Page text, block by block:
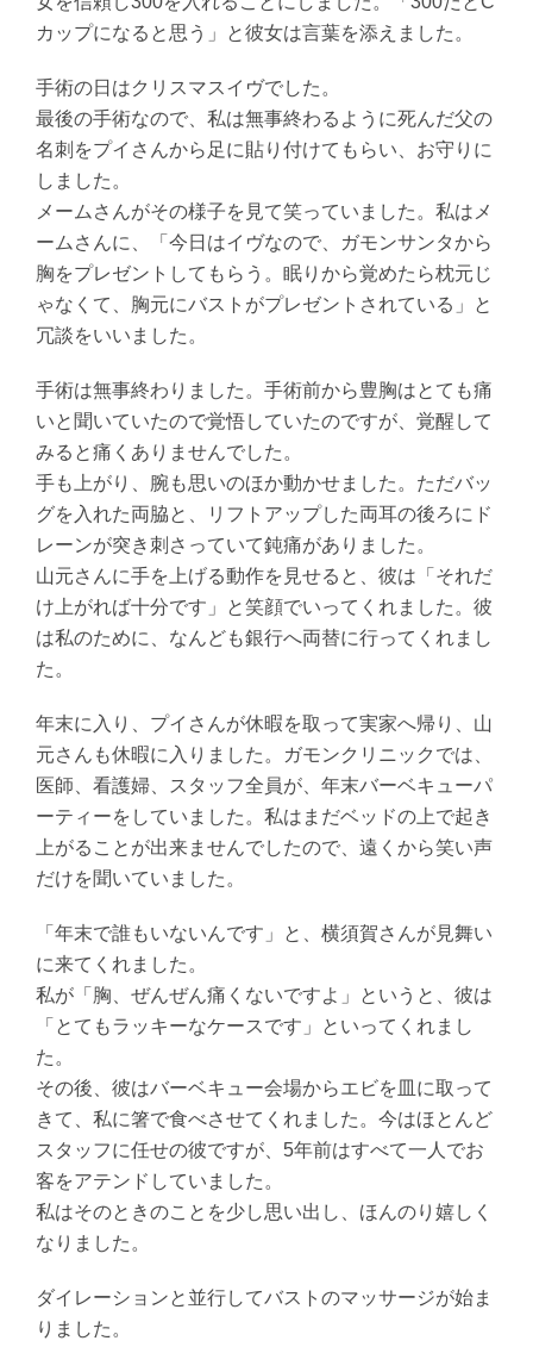
カップになると思う」と彼女は言葉を添えました。
手術の日はクリスマスイヴでした。
最後の手術なので、私は無事終わるように死んだ父の
名刺をプイさんから足に貼り付けてもらい、お守りに
しました。
メームさんがその様子を見て笑っていました。私はメ
ームさんに、「今日はイヴなので、ガモンサンタから
胸をプレゼントしてもらう。眠りから覚めたら枕元じ
ゃなくて、胸元にバストがプレゼントされている」と
冗談をいいました。
手術は無事終わりました。手術前から豊胸はとても痛
いと聞いていたので覚悟していたのですが、覚醒して
みると痛くありませんでした。
手も上がり、腕も思いのほか動かせました。ただバッ
グを入れた両脇と、リフトアップした両耳の後ろにド
レーンが突き刺さっていて鈍痛がありました。
山元さんに手を上げる動作を見せると、彼は「それだ
け上がれば十分です」と笑顔でいってくれました。彼
は私のために、なんども銀行へ両替に行ってくれまし
た。
年末に入り、プイさんが休暇を取って実家へ帰り、山
元さんも休暇に入りました。ガモンクリニックでは、
医師、看護婦、スタッフ全員が、年末バーベキューパ
ーティーをしていました。私はまだベッドの上で起き
上がることが出来ませんでしたので、遠くから笑い声
だけを聞いていました。
「年末で誰もいないんです」と、横須賀さんが見舞い
に来てくれました。
私が「胸、ぜんぜん痛くないですよ」というと、彼は
「とてもラッキーなケースです」といってくれまし
た。
その後、彼はバーベキュー会場からエビを皿に取って
きて、私に箸で食べさせてくれました。今はほとんど
スタッフに任せの彼ですが、5年前はすべて一人でお
客をアテンドしていました。
私はそのときのことを少し思い出し、ほんのり嬉しく
なりました。
ダイレーションと並行してバストのマッサージが始ま
りました。